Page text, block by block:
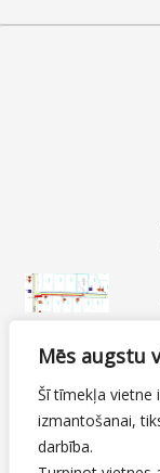
Mēs augstu
Šī tīmekļa vietne
izmantošanai,
darbība.